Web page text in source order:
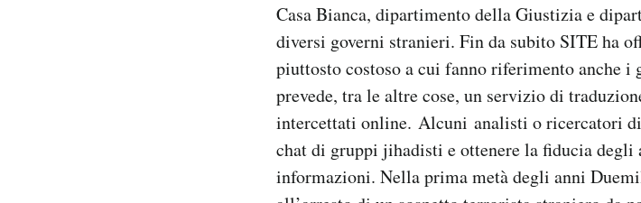
Casa Bianca, dipartimento della Giustizia e
diversi governi stranieri. Fin da subito SITE ha
piuttosto costoso a cui fanno riferimento anche
prevede, tra le altre cose, un servizio di
intercettati online. Alcuni analisti o ricercatori
chat di gruppi jihadisti e ottenere la fiducia
informazioni. Nella prima metà degli anni